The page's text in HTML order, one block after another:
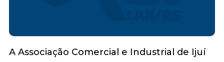
A Associação Comercial e Industrial de Ijuí